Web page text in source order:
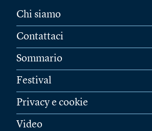
Chi siamo
Contattaci
Sommario
Festival
Privacy e cookie
Video